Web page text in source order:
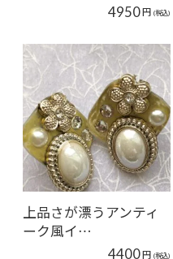
4950円 (税込)
上品さが漂うアンティ
ーク風イ…
4400円 (税込)